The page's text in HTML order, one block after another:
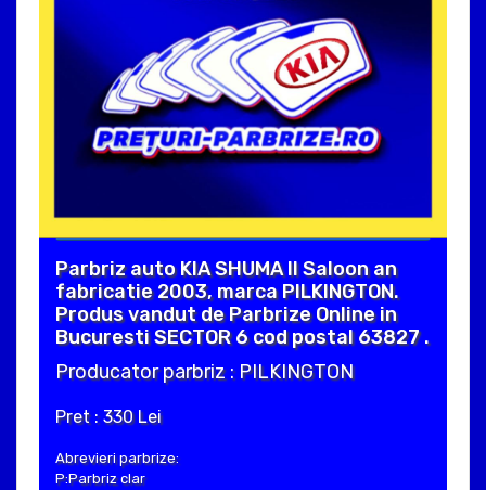
Parbriz auto KIA SHUMA II Saloon an
fabricatie 2003, marca PILKINGTON.
Produs vandut de Parbrize Online in
Bucuresti SECTOR 6 cod postal 63827 .
Producator parbriz : PILKINGTON
Pret : 330 Lei
Abrevieri parbrize:
P:Parbriz clar